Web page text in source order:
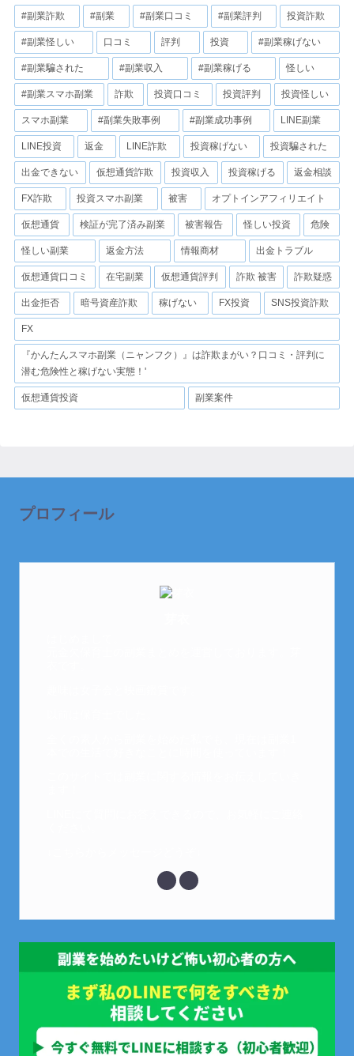
#副業詐欺 #副業 #副業口コミ #副業評判 投資詐欺
#副業怪しい 口コミ 評判 投資 #副業稼げない
#副業騙された #副業収入 #副業稼げる 怪しい
#副業スマホ副業 詐欺 投資口コミ 投資評判 投資怪しい
スマホ副業 #副業失敗事例 #副業成功事例 LINE副業
LINE投資 返金 LINE詐欺 投資稼げない 投資騙された
出金できない 仮想通貨詐欺 投資収入 投資稼げる 返金相談
FX詐欺 投資スマホ副業 被害 オプトインアフィリエイト
仮想通貨 検証が完了済み副業 被害報告 怪しい投資 危険
怪しい副業 返金方法 情報商材 出金トラブル
仮想通貨口コミ 在宅副業 仮想通貨評判 詐欺 被害 詐欺疑惑
出金拒否 暗号資産詐欺 稼げない FX投資 SNS投資詐欺
FX
『かんたんスマホ副業（ニャンフク）』は詐欺まがい？口コミ・評判に
潜む危険性と稼げない実態！'
仮想通貨投資 副業案件
プロフィール